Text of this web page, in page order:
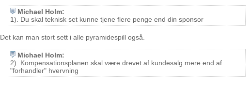
Michael Holm:
1). Du skal teknisk set kunne tjene flere penge end din sponsor
Det kan man stort sett i alle pyramidespill også.
Michael Holm:
2). Kompensationsplanen skal være drevet af kundesalg mere end af
"forhandler" hvervning